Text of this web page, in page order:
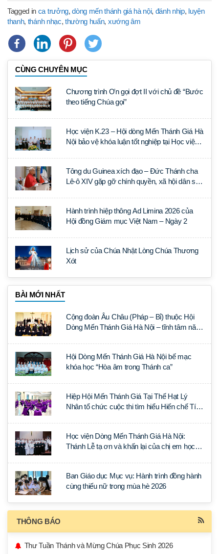
Tagged in ca trưởng,dòng mến thánh giá hà nội, đánh nhịp, luyện
thanh, thánh nhạc, thường huấn, xướng âm
CÙNG CHUYÊN MỤC
Chương trình Ơn gọi đợt II với chủ đề “Bước
theo tiếng Chúa gọi”
Học viện K.23 – Hội dòng Mến Thánh Giá Hà
Nội bảo vệ khóa luận tốt nghiệp tại Học viện
Tông du Guinea xích đạo – Đức Thánh cha
Lê-ô XIV gặp gỡ chính quyền, xã hội dân sự
Hành trình hiệp thông Ad Limina 2026 của
Hội đồng Giám mục Việt Nam – Ngày 2
Lịch sử của Chúa Nhật Lòng Chúa Thương
Xót
BÀI MỚI NHẤT
Cộng đoàn Âu Châu (Pháp – Bỉ) thuộc Hội
Dòng Mến Thánh Giá Hà Nội – tĩnh tâm năm
Hội Dòng Mến Thánh Giá Hà Nội bế mạc
khóa học “Hòa âm trong Thánh ca”
Hiệp Hội Mến Thánh Giá Tại Thế Hạt Lý
Nhân tổ chức cuộc thi tìm hiểu Hiến chế Tín
Học viện Dòng Mến Thánh Giá Hà Nội:
Thánh Lễ tạ ơn và khấn lại của chị em học
Ban Giáo dục Mục vụ: Hành trình đồng hành
cùng thiếu nữ trong mùa hè 2026
THÔNG BÁO
Thư Tuần Thánh và Mừng Chúa Phục Sinh 2026